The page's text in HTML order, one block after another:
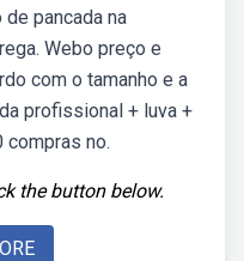
pancada na
Webo preço e
com o tamanho e a
profissional + luva +
compras no.
the button below.